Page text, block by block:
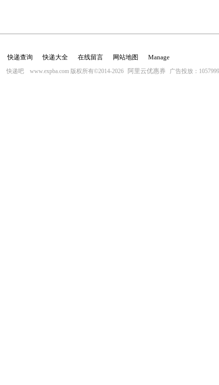
快递查询 快递大全 在线留言 网站地图 Manage
快递吧 www.expba.com 版权所有©2014-2026 阿里云优惠券 广告投放：